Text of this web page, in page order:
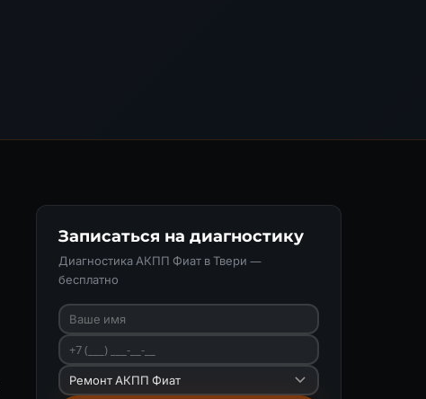
Записаться на диагностику
Диагностика АКПП Фиат в Твери —
бесплатно